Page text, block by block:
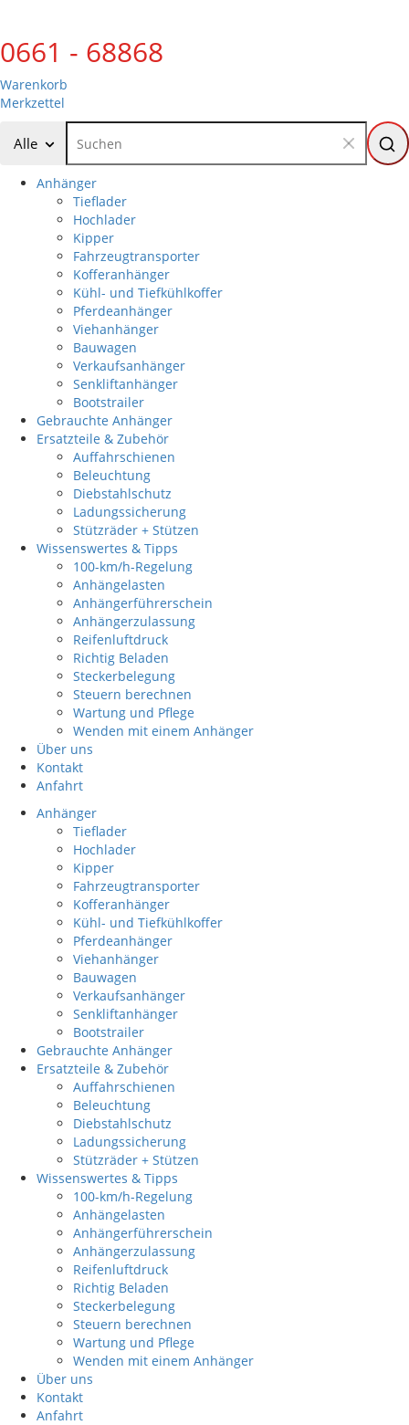
0661 - 68868
Warenkorb
Merkzettel
Alle
Anhänger
Tieflader
Hochlader
Kipper
Fahrzeugtransporter
Kofferanhänger
Kühl- und Tiefkühlkoffer
Pferdeanhänger
Viehanhänger
Bauwagen
Verkaufsanhänger
Senkliftanhänger
Bootstrailer
Gebrauchte Anhänger
Ersatzteile & Zubehör
Auffahrschienen
Beleuchtung
Diebstahlschutz
Ladungssicherung
Stützräder + Stützen
Wissenswertes & Tipps
100-km/h-Regelung
Anhängelasten
Anhängerführerschein
Anhängerzulassung
Reifenluftdruck
Richtig Beladen
Steckerbelegung
Steuern berechnen
Wartung und Pflege
Wenden mit einem Anhänger
Über uns
Kontakt
Anfahrt
Anhänger
Tieflader
Hochlader
Kipper
Fahrzeugtransporter
Kofferanhänger
Kühl- und Tiefkühlkoffer
Pferdeanhänger
Viehanhänger
Bauwagen
Verkaufsanhänger
Senkliftanhänger
Bootstrailer
Gebrauchte Anhänger
Ersatzteile & Zubehör
Auffahrschienen
Beleuchtung
Diebstahlschutz
Ladungssicherung
Stützräder + Stützen
Wissenswertes & Tipps
100-km/h-Regelung
Anhängelasten
Anhängerführerschein
Anhängerzulassung
Reifenluftdruck
Richtig Beladen
Steckerbelegung
Steuern berechnen
Wartung und Pflege
Wenden mit einem Anhänger
Über uns
Kontakt
Anfahrt